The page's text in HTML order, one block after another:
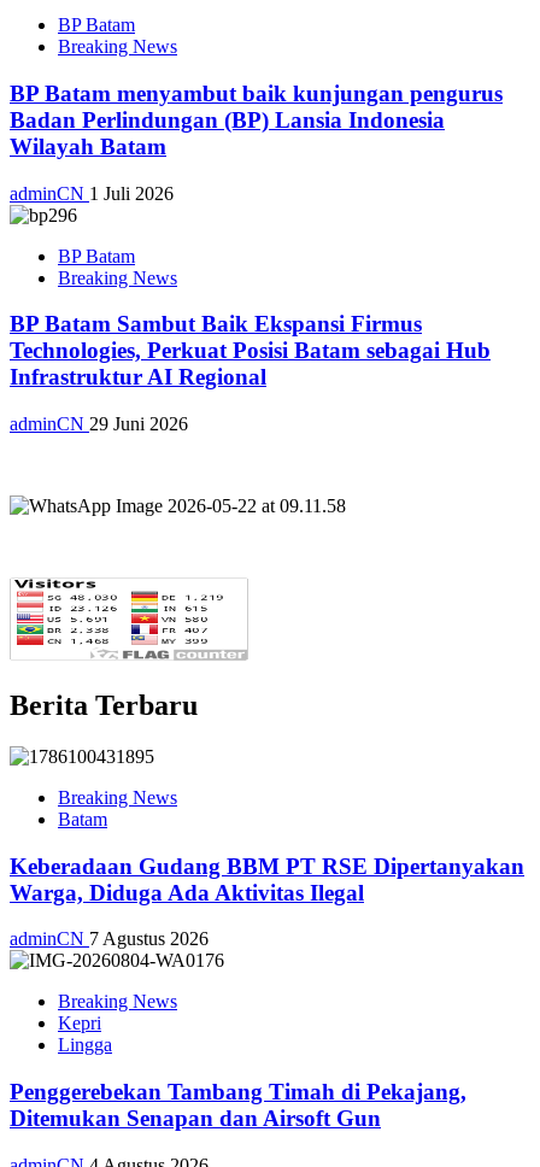
BP Batam
Breaking News
BP Batam menyambut baik kunjungan pengurus
Badan Perlindungan (BP) Lansia Indonesia
Wilayah Batam
adminCN 1 Juli 2026
BP Batam
Breaking News
BP Batam Sambut Baik Ekspansi Firmus
Technologies, Perkuat Posisi Batam sebagai Hub
Infrastruktur AI Regional
adminCN 29 Juni 2026
Berita Terbaru
Breaking News
Batam
Keberadaan Gudang BBM PT RSE Dipertanyakan
Warga, Diduga Ada Aktivitas Ilegal
adminCN 7 Agustus 2026
Breaking News
Kepri
Lingga
Penggerebekan Tambang Timah di Pekajang,
Ditemukan Senapan dan Airsoft Gun